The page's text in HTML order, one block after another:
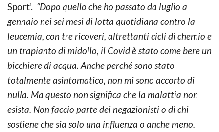
Sport’. “Dopo quello che ho passato da luglio a
gennaio nei sei mesi di lotta quotidiana contro la
leucemia, con tre ricoveri, altrettanti cicli di chemio e
un trapianto di midollo, il Covid è stato come bere un
bicchiere di acqua. Anche perché sono stato
totalmente asintomatico, non mi sono accorto di
nulla. Ma questo non significa che la malattia non
esista. Non faccio parte dei negazionisti o di chi
sostiene che sia solo una influenza o anche meno.